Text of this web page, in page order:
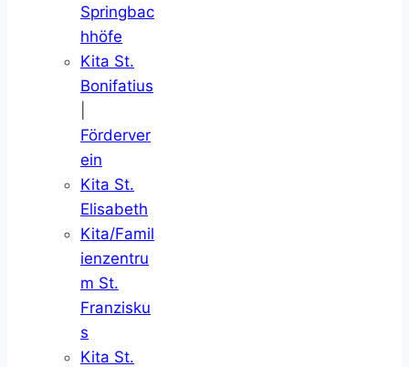
Springbac
hhöfe
Kita St.
Bonifatius
Förderver
ein
Kita St.
Elisabeth
Kita/Famil
ienzentru
m St.
Franzisku
s
Kita St.